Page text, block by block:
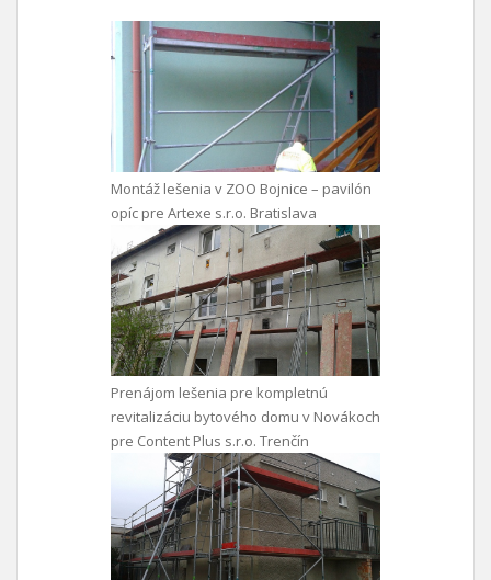
Montáž lešenia v ZOO Bojnice – pavilón
opíc pre Artexe s.r.o. Bratislava
Prenájom lešenia pre kompletnú
revitalizáciu bytového domu v Novákoch
pre Content Plus s.r.o. Trenčín